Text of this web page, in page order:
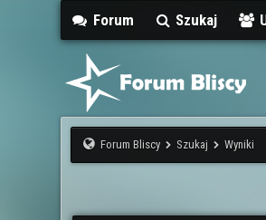
Forum Szukaj
Forum Bliscy Szukaj Wyniki